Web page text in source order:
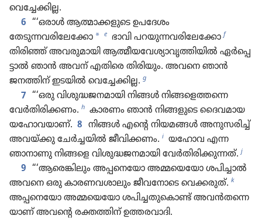
വെച്ചേ​ക്കില്ല.
6 “‘ഒരാൾ ആത്മാക്ക​ളു​ടെ ഉപദേശം
തേടുന്നവരിലേക്കോ * e ഭാവി പറയുന്നവരിലേക്കോ f
തിരിഞ്ഞ്‌ അവരു​മാ​യി ആത്മീയവേ​ശ്യാ​വൃ​ത്തി​യിൽ ഏർപ്പെ​
ട്ടാൽ ഞാൻ അവന്‌ എതിരെ തിരി​യും. അവനെ ഞാൻ
ജനത്തിന്‌ ഇടയിൽ വെച്ചേ​ക്കില്ല. g
7 “‘ഒരു വിശു​ദ്ധ​ജ​ന​മാ​യി നിങ്ങൾ നിങ്ങ​ളെ​ത്തന്നെ
വേർതി​രി​ക്കണം. h കാരണം ഞാൻ നിങ്ങളു​ടെ ദൈവ​മായ
യഹോ​വ​യാണ്‌. 8 നിങ്ങൾ എന്റെ നിയമങ്ങൾ അനുസ​രിച്ച്‌
അവയ്‌ക്കു ചേർച്ച​യിൽ ജീവി​ക്കണം. i യഹോവ എന്ന
ഞാനാണു നിങ്ങളെ വിശു​ദ്ധ​ജ​ന​മാ​യി വേർതി​രി​ക്കു​ന്നത്‌. j
9 “‘ആരെങ്കി​ലും അപ്പനെ​യോ അമ്മയെ​യോ ശപിച്ചാൽ
അവനെ ഒരു കാരണ​വ​ശാ​ലും ജീവ​നോ​ടെ വെക്കരു​ത്‌. k
അപ്പനെ​യോ അമ്മയെ​യോ ശപിച്ച​തുകൊണ്ട്‌ അവൻതന്നെ​
യാണ്‌ അവന്റെ രക്തത്തിന്‌ ഉത്തരവാ​ദി.